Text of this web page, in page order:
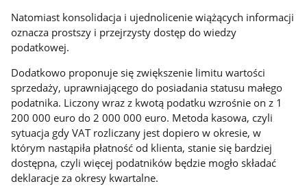
Natomiast konsolidacja i ujednolicenie wiążących informacji
oznacza prostszy i przejrzysty dostęp do wiedzy
podatkowej.
Dodatkowo proponuje się zwiększenie limitu wartości
sprzedaży, uprawniającego do posiadania statusu małego
podatnika. Liczony wraz z kwotą podatku wzrośnie on z 1
200 000 euro do 2 000 000 euro. Metoda kasowa, czyli
sytuacja gdy VAT rozliczany jest dopiero w okresie, w
którym nastąpiła płatność od klienta, stanie się bardziej
dostępna, czyli więcej podatników będzie mogło składać
deklaracje za okresy kwartalne.